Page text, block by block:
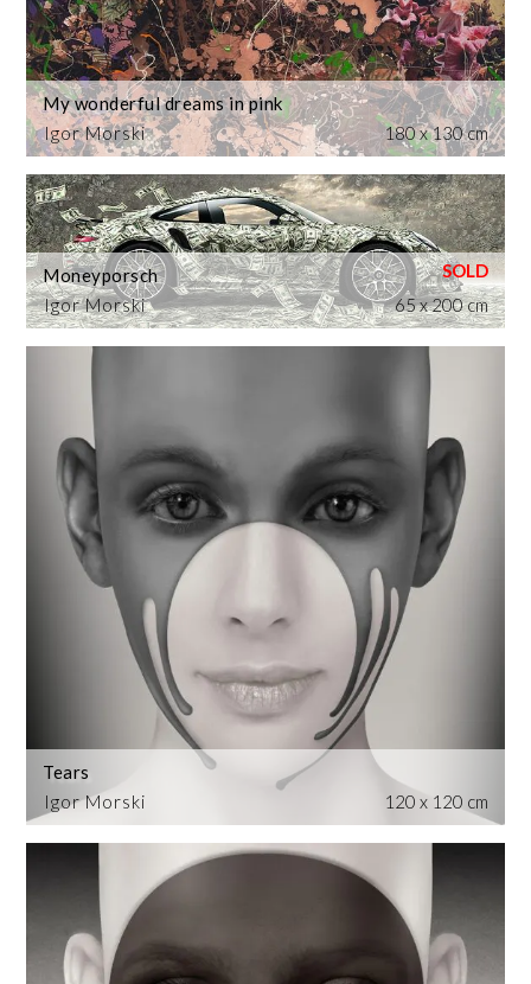
Igor Morski
My wonderful dreams in pink
180 x 130 cm
Igor Morski
Moneyporsch
65 x 200 cm
Igor Morski
Tears
120 x 120 cm